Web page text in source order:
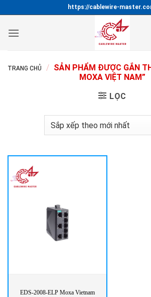
qua
nội
https://cablewire-
TRANG CHỦ / SẢN PHẨM ĐƯỢC GẮN
MOXA VIỆT NAM”
LỌC
EDS-2008-ELP Moxa Vietnam